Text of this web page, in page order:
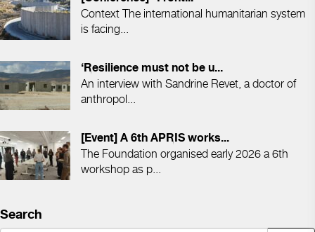
Context The international humanitarian system
is facing...
‘Resilience must not be u...
An interview with Sandrine Revet, a doctor of
anthropol...
[Event] A 6th APRIS works...
The Foundation organised early 2026 a 6th
workshop as p...
Search